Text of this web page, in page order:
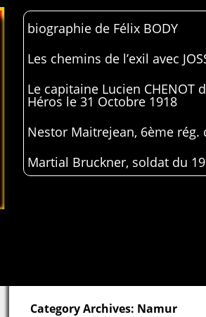
biographie de Félix BODY
Les chemins de l’exil avec
Le capitaine Lucien CHENOT
Héros le 31 Octobre 1918
Nestor Maitrejean, 6ème rég.
Martial Bruckner, soldat du
Category Archives: Namur